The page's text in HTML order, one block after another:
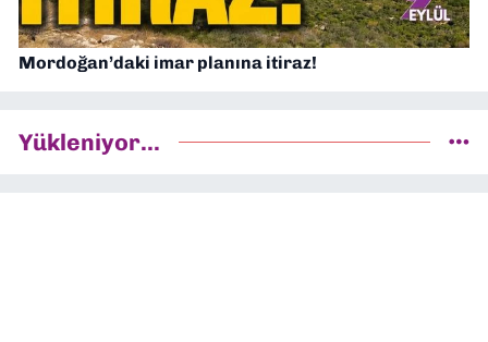
Mordoğan’daki imar planına itiraz!
Yükleniyor...